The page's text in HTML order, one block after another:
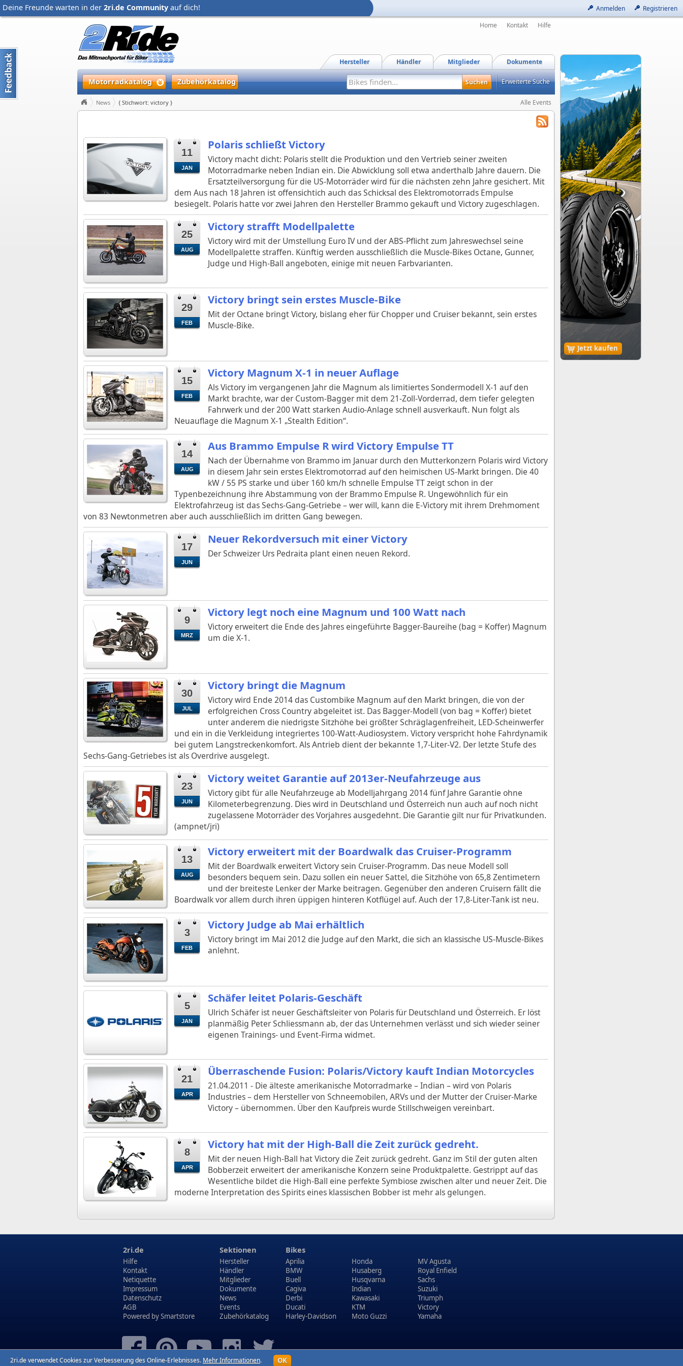
Anmelden Registrieren
Deine Freunde warten in der 2ri.de Community auf dich!
Jetzt kaufen
Home Kontakt Hilfe
Dokumente
Mitglieder
Händler
Hersteller
Motorradkatalog Zubehörkatalog Erweiterte Suche
Alle Events
News { Stichwort: victory }
11
JAN
Polaris schließt Victory
Victory macht dicht: Polaris stellt die Produktion und den Vertrieb seiner zweiten
Motorradmarke neben Indian ein. Die Abwicklung soll etwa anderthalb Jahre dauern. Die
Ersatzteilversorgung für die US-Motorräder wird für die nächsten zehn Jahre gesichert. Mit
dem Aus nach 18 Jahren ist offensichtich auch das Schicksal des Elektromotorrads Empulse
besiegelt. Polaris hatte vor zwei Jahren den Hersteller Brammo gekauft und Victory zugeschlagen.
25
AUG
Victory strafft Modellpalette
Victory wird mit der Umstellung Euro IV und der ABS-Pflicht zum Jahreswechsel seine
Modellpalette straffen. Künftig werden ausschließlich die Muscle-Bikes Octane, Gunner,
Judge und High-Ball angeboten, einige mit neuen Farbvarianten.
29
FEB
Victory bringt sein erstes Muscle-Bike
Mit der Octane bringt Victory, bislang eher für Chopper und Cruiser bekannt, sein erstes
Muscle-Bike.
15
FEB
Victory Magnum X-1 in neuer Auflage
Als Victory im vergangenen Jahr die Magnum als limitiertes Sondermodell X-1 auf den
Markt brachte, war der Custom-Bagger mit dem 21-Zoll-Vorderrad, dem tiefer gelegten
Fahrwerk und der 200 Watt starken Audio-Anlage schnell ausverkauft. Nun folgt als
Neuauflage die Magnum X-1 „Stealth Edition“.
14
AUG
Aus Brammo Empulse R wird Victory Empulse TT
Nach der Übernahme von Brammo im Januar durch den Mutterkonzern Polaris wird Victory
in diesem Jahr sein erstes Elektromotorrad auf den heimischen US-Markt bringen. Die 40
kW / 55 PS starke und über 160 km/h schnelle Empulse TT zeigt schon in der
Typenbezeichnung ihre Abstammung von der Brammo Empulse R. Ungewöhnlich für ein
Elektrofahrzeug ist das Sechs-Gang-Getriebe – wer will, kann die E-Victory mit ihrem Drehmoment
von 83 Newtonmetren aber auch ausschließlich im dritten Gang bewegen.
17
JUN
Neuer Rekordversuch mit einer Victory
Der Schweizer Urs Pedraita plant einen neuen Rekord.
9
MRZ
Victory legt noch eine Magnum und 100 Watt nach
Victory erweitert die Ende des Jahres eingeführte Bagger-Baureihe (bag = Koffer) Magnum
um die X-1.
30
JUL
Victory bringt die Magnum
Victory wird Ende 2014 das Custombike Magnum auf den Markt bringen, die von der
erfolgreichen Cross Country abgeleitet ist. Das Bagger-Modell (von bag = Koffer) bietet
unter anderem die niedrigste Sitzhöhe bei größter Schräglagenfreiheit, LED-Scheinwerfer
und ein in die Verkleidung integriertes 100-Watt-Audiosystem. Victory verspricht hohe Fahrdynamik
bei gutem Langstreckenkomfort. Als Antrieb dient der bekannte 1,7-Liter-V2. Der letzte Stufe des
Sechs-Gang-Getriebes ist als Overdrive ausgelegt.
23
JUN
Victory weitet Garantie auf 2013er-Neufahrzeuge aus
Victory gibt für alle Neufahrzeuge ab Modelljahrgang 2014 fünf Jahre Garantie ohne
Kilometerbegrenzung. Dies wird in Deutschland und Österreich nun auch auf noch nicht
zugelassene Motorräder des Vorjahres ausgedehnt. Die Garantie gilt nur für Privatkunden.
(ampnet/jri)
13
AUG
Victory erweitert mit der Boardwalk das Cruiser-Programm
Mit der Boardwalk erweitert Victory sein Cruiser-Programm. Das neue Modell soll
besonders bequem sein. Dazu sollen ein neuer Sattel, die Sitzhöhe von 65,8 Zentimetern
und der breiteste Lenker der Marke beitragen. Gegenüber den anderen Cruisern fällt die
Boardwalk vor allem durch ihren üppigen hinteren Kotflügel auf. Auch der 17,8-Liter-Tank ist neu.
3
FEB
Victory Judge ab Mai erhältlich
Victory bringt im Mai 2012 die Judge auf den Markt, die sich an klassische US-Muscle-Bikes
anlehnt.
5
JAN
Schäfer leitet Polaris-Geschäft
Ulrich Schäfer ist neuer Geschäftsleiter von Polaris für Deutschland und Österreich. Er löst
planmäßig Peter Schliessmann ab, der das Unternehmen verlässt und sich wieder seiner
eigenen Trainings- und Event-Firma widmet.
21
APR
Überraschende Fusion: Polaris/Victory kauft Indian Motorcycles
21.04.2011 - Die älteste amerikanische Motorradmarke – Indian – wird von Polaris
Industries – dem Hersteller von Schneemobilen, ARVs und der Mutter der Cruiser-Marke
Victory – übernommen. Über den Kaufpreis wurde Stillschweigen vereinbart.
8
APR
Victory hat mit der High-Ball die Zeit zurück gedreht.
Mit der neuen High-Ball hat Victory die Zeit zurück gedreht. Ganz im Stil der guten alten
Bobberzeit erweitert der amerikanische Konzern seine Produktpalette. Gestrippt auf das
Wesentliche bildet die High-Ball eine perfekte Symbiose zwischen alter und neuer Zeit. Die
moderne Interpretation des Spirits eines klassischen Bobber ist mehr als gelungen.
2ri.de
Hilfe
Kontakt
Netiquette
Impressum
Datenschutz
AGB
Powered bySmartstore
Sektionen
Hersteller
Händler
Mitglieder
Dokumente
News
Events
Zubehörkatalog
Bikes
Aprilia
BMW
Buell
Cagiva
Derbi
Ducati
Harley-Davidson
Honda
Husaberg
Husqvarna
Indian
Kawasaki
KTM
Moto Guzzi
MV Agusta
Royal Enfield
Sachs
Suzuki
Triumph
Victory
Yamaha
2ri.de verwendet Cookies zur Verbesserung des Online-Erlebnisses. Mehr Informationen. OK